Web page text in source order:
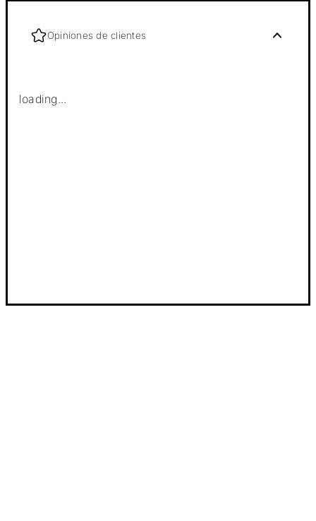
Opiniones de clientes
loading...